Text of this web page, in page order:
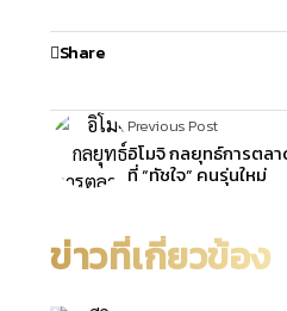
Share
Previous Post
อิโมจิ กลยุทธ์การตล
ที่ “ทัชใจ” คนรุ่นใหม่
ข่าวที่เกี่ยวข้อง